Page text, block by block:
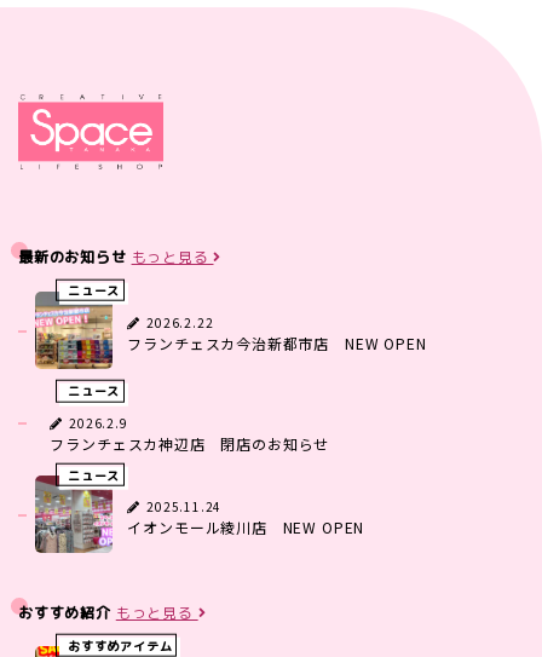
最新のお知らせ もっと見る
ニュース
2026.2.22
フランチェスカ今治新都市店 NEW OPEN
ニュース
2026.2.9
フランチェスカ神辺店 閉店のお知らせ
ニュース
2025.11.24
イオンモール綾川店 NEW OPEN
おすすめ紹介 もっと見る
おすすめアイテム